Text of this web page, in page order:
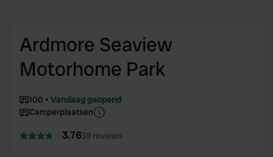
Ardmore Seaview
Motorhome Park
100
Vandaag geopend
Camperplaatsen
3.7639 reviews